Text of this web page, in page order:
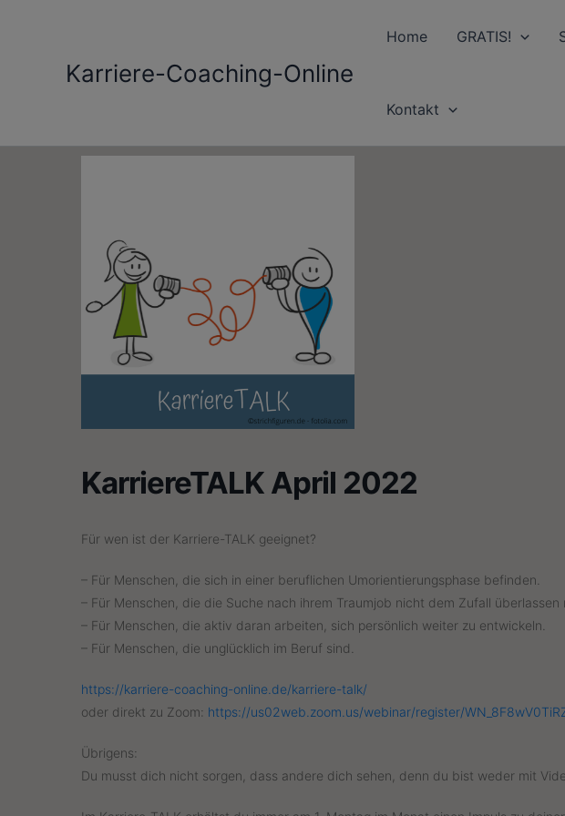
Karriere-Coaching-Online
Home GRATIS!
Kontakt
KarriereTALK April 2022
Für wen ist der Karriere-TALK geeignet?
– Für Menschen, die sich in einer beruflichen Umorientierungsphase befinden.
– Für Menschen, die die Suche nach ihrem Traumjob nicht dem Zufall überlassen
– Für Menschen, die aktiv daran arbeiten, sich persönlich weiter zu entwickeln.
– Für Menschen, die unglücklich im Beruf sind.
https://karriere-coaching-online.de/karriere-talk/
oder direkt zu Zoom: https://us02web.zoom.us/webinar/register/
Übrigens:
Du musst dich nicht sorgen, dass andere dich sehen, denn du bist weder mit